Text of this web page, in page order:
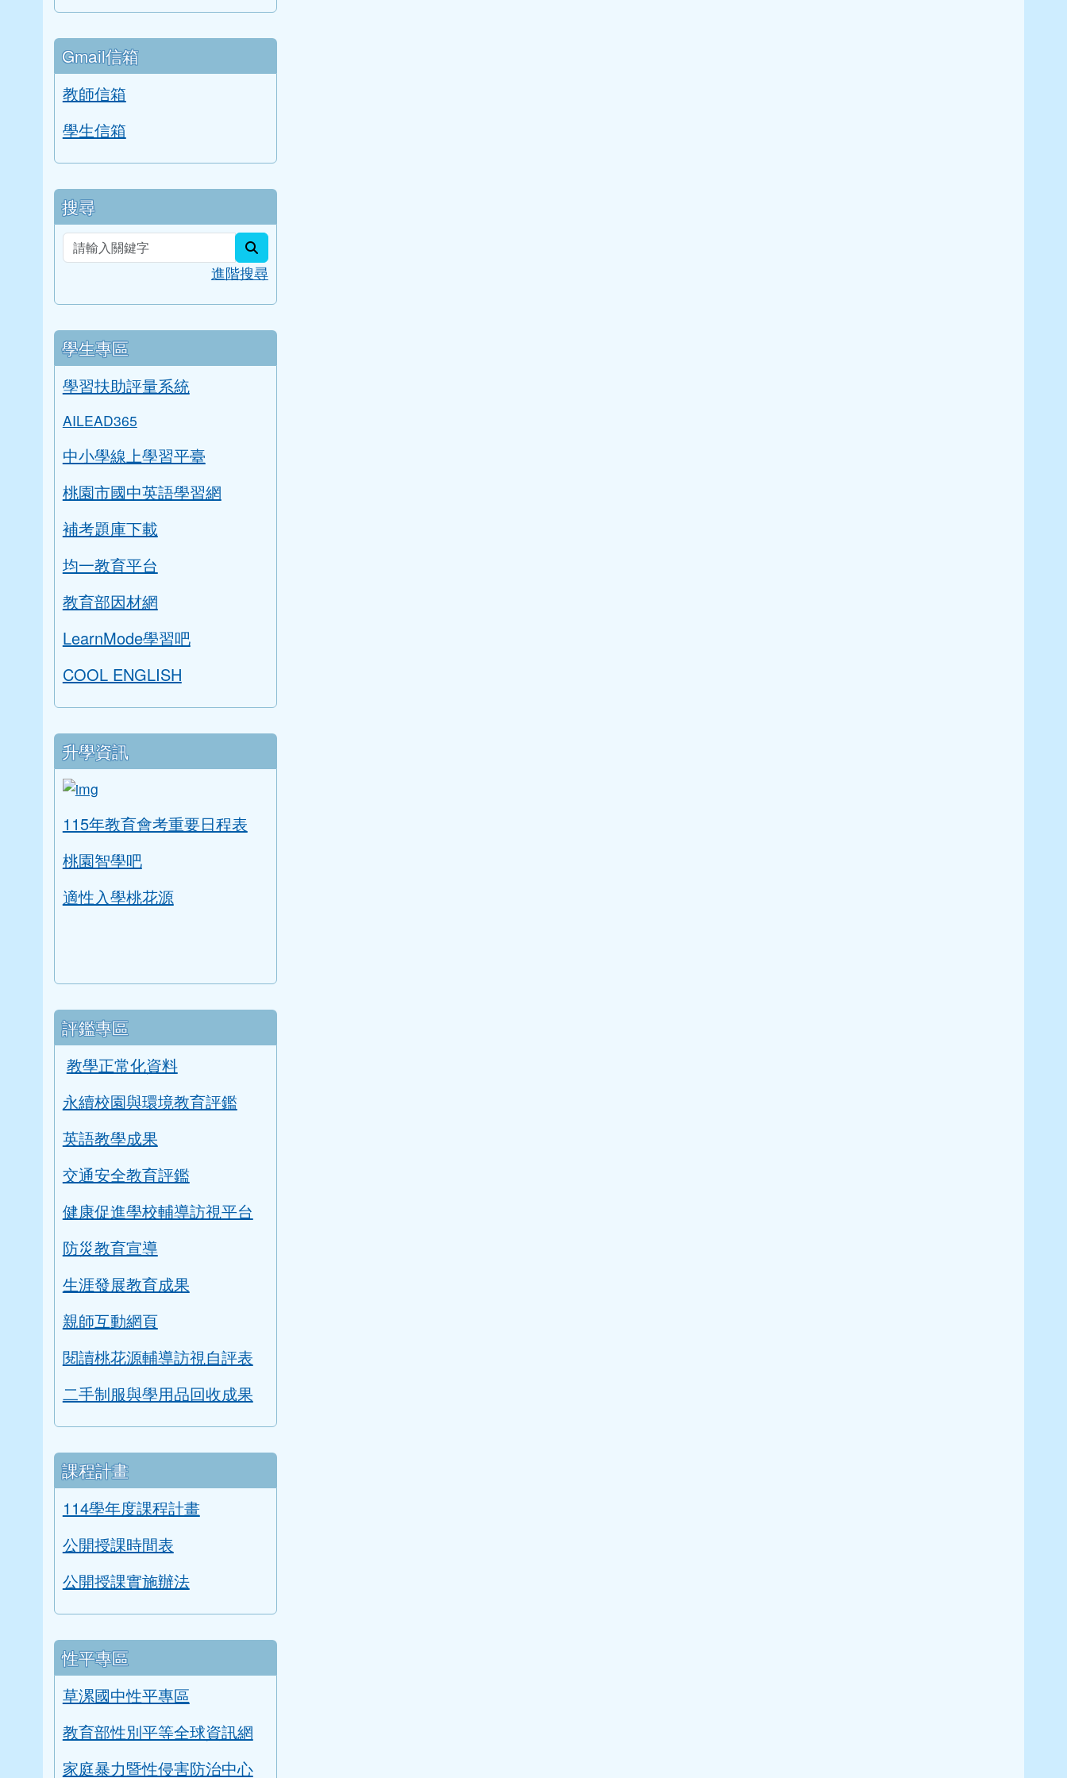
Gmail信箱
教師信箱
學生信箱
搜尋
進階搜尋
學生專區
學習扶助評量系統
AILEAD365
中小學線上學習平臺
桃園市國中英語學習網
補考題庫下載
均一教育平台
教育部因材網
LearnMode學習吧
COOL ENGLISH
升學資訊
link to https://tyc.entry.edu.tw/NoExamImitate_TL/NoExamImitate/Apps/Page/Public/News.aspx \
ink to https://tyc.entry.edu.tw/NoExamImitate_TL/NoExamImitate/Apps/Page/Public/News.aspx
115年教育會考重要日程表
桃園智學吧
適性入學桃花源
評鑑專區
教學正常化資料
永續校園與環境教育評鑑
英語教學成果
交通安全教育評鑑
健康促進學校輔導訪視平台
防災教育宣導
生涯發展教育成果
親師互動網頁
閱讀桃花源輔導訪視自評表
二手制服與學用品回收成果
課程計畫
114學年度課程計畫
公開授課時間表
公開授課實施辦法
性平專區
草漯國中性平專區
教育部性別平等全球資訊網
家庭暴力暨性侵害防治中心